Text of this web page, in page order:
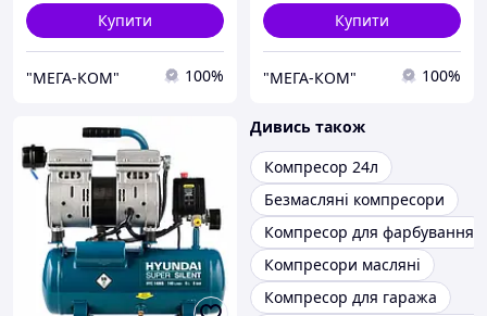
Купити
"МЕГА-КОМ" 100%
Купити
"МЕГА-КОМ" 100%
Дивись також
Компресор 24л
Безмасляні компресори
Компресор для фарбування
Компресори масляні
Компресор для гаража